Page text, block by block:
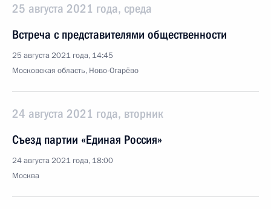
25 августа 2021 года, среда
Встреча с представителями общественности
25 августа 2021 года, 14:45
Московская область, Ново-Огарёво
24 августа 2021 года, вторник
Съезд партии «Единая Россия»
24 августа 2021 года, 18:00
Москва